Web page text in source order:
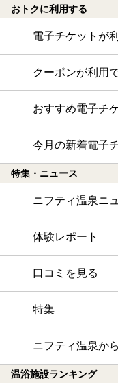
おトクに利用する
電子チケットが
クーポンが利用
おすすめ電子チ
今月の新着電子
特集・ニュース
ニフティ温泉ニ
体験レポート
口コミを見る
特集
ニフティ温泉か
温浴施設ランキング